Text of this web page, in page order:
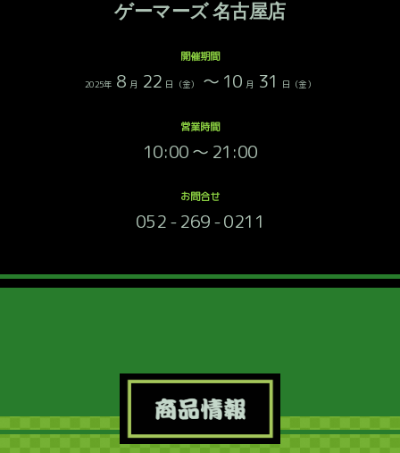
ゲーマーズ名古屋店
開催期間
2025年 8 月 22 日（金） ～ 10 月 31 日（金）
営業時間
10:00 ～ 21:00
お問合せ
052 - 269 - 0211